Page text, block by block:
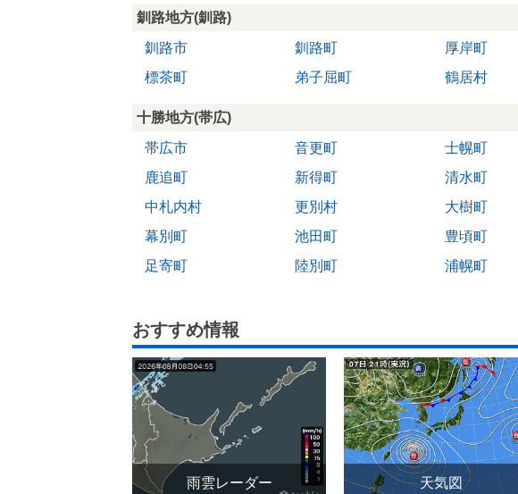
釧路地方(釧路)
釧路市
釧路町 厚岸町
標茶町
弟子屈町 鶴居村
十勝地方(帯広)
帯広市
音更町 士幌町
鹿追町
新得町 清水町
中札内村
更別村 大樹町
幕別町
池田町 豊頃町
足寄町
陸別町 浦幌町
おすすめ情報
雨雲レーダー 天気図